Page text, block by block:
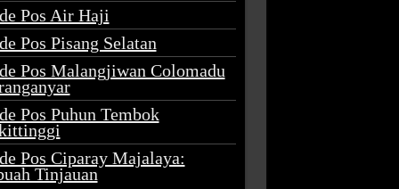
Pos Air Haji
Pos Pisang Selatan
Pos Malangjiwan Colomadu
Pos Puhun Tembok
Pos Ciparay Majalaya:
Tinjauan